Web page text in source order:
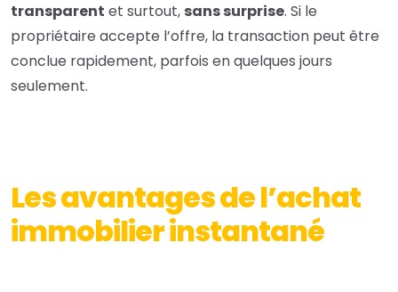
transparent et surtout, sans surprise. Si le
propriétaire accepte l’offre, la transaction peut être
conclue rapidement, parfois en quelques jours
seulement.
Les avantages de l’achat
immobilier instantané